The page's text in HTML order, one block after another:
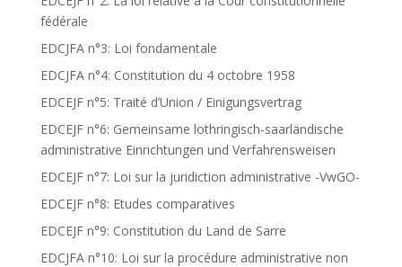
fédérale
EDCJFA n°3: Loi fondamentale
EDCJFA n°4: Constitution du 4 octobre 1958
EDCEJF n°5: Traité d’Union / Einigungsvertrag
EDCEJF n°6: Gemeinsame lothringisch-saarländische
administrative Einrichtungen und Verfahrensweisen
EDCEJF n°7: Loi sur la juridiction administrative -VwGO-
EDCEJF n°8: Etudes comparatives
EDCEJF n°9: Constitution du Land de Sarre
EDCJFA n°10: Loi sur la procédure administrative non